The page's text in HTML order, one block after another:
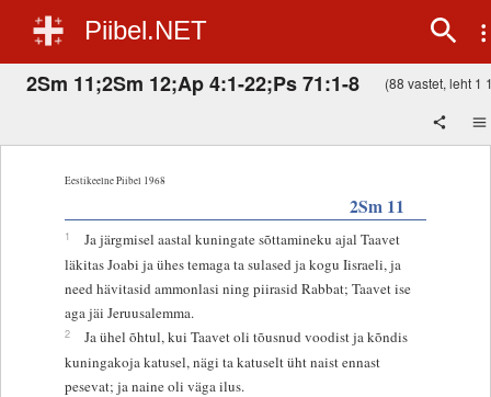
Piibel.NET
2Sm 11;2Sm 12;Ap 4:1-22;Ps 71:1-8 (88 vastet, leht 1
Eestikeelne Piibel 1968
2Sm 11
1
Ja järgmisel aastal kuningate sõttamineku ajal Taavet
läkitas Joabi ja ühes temaga ta sulased ja kogu Iisraeli, ja
need hävitasid ammonlasi ning piirasid Rabbat; Taavet ise
aga jäi Jeruusalemma.
2
Ja ühel õhtul, kui Taavet oli tõusnud voodist ja kõndis
kuningakoja katusel, nägi ta katuselt üht naist ennast
pesevat; ja naine oli väga ilus.